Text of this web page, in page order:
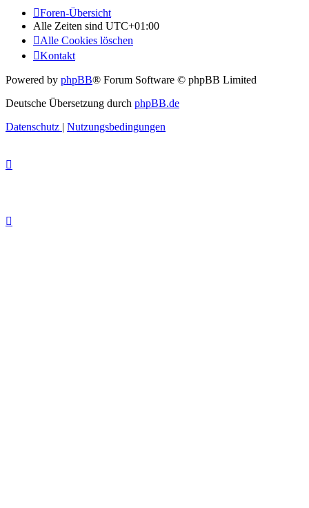
Foren-Übersicht
Alle Zeiten sind UTC+01:00
Alle Cookies löschen
Kontakt
Powered by phpBB® Forum Software © phpBB Limited
Deutsche Übersetzung durch phpBB.de
Datenschutz | Nutzungsbedingungen